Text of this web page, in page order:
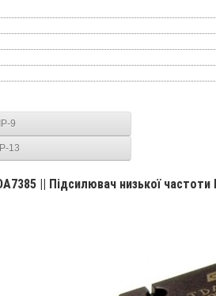
9
вертикальною розгорткою ZIP-13
|| Підсилювач низької